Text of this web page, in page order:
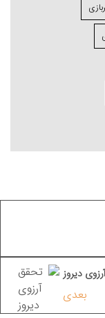
دیروز
بعدی